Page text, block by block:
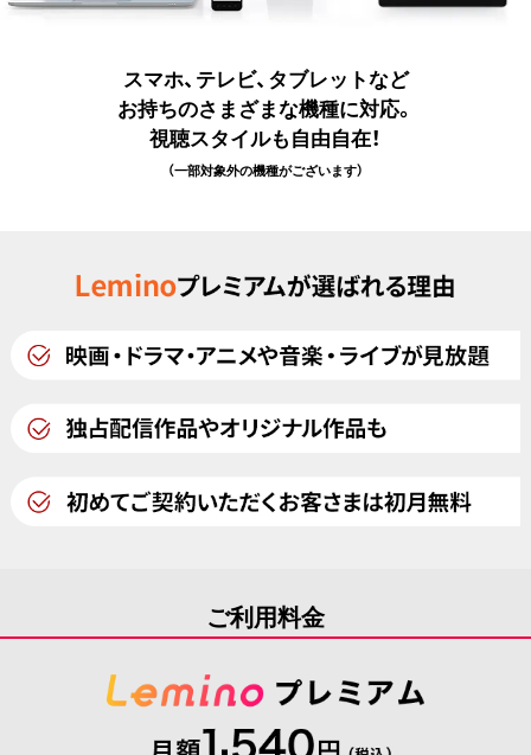
スマホ、テレビ、タブレットなど
お持ちのさまざまな機種に対応。
視聴スタイルも自由自在！
（一部対象外の機種がございます）
ご利用料金